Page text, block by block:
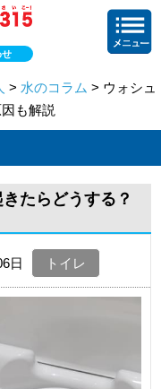
せ
> 水のコラム > ウォシュ
も解説
たらどうする？
日 トイレ